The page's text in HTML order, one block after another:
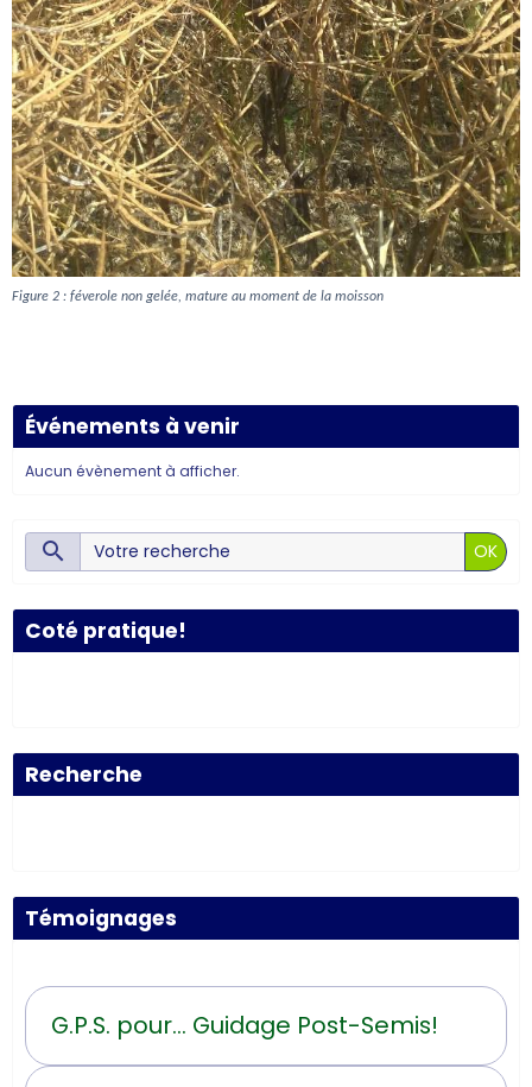
Figure 2 : féverole non gelée, mature au moment de la moisson
Événements à venir
Aucun évènement à afficher.
OK
Coté pratique!
Recherche
Témoignages
G.P.S. pour... Guidage Post-Semis!